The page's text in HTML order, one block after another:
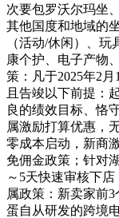
次要包罗沃尔玛坐
其他国度和地域的
（活动/休闲）、
康个护、电子产物
策：凡于2025年2
且告竣以下前提：
良的绩效目标、恪
属激励打算优惠，
零成本启动，新商
免佣金政策；针对
～5天快速审核下
属政策：新卖家前
蛋自从研发的跨境